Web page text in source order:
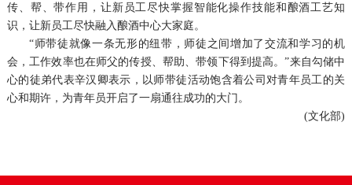
传、帮、带作用，让新员工尽快掌握智能化操作技能和酿酒工艺知
识，让新员工尽快融入酿酒中心大家庭。
“师带徒就像一条无形的纽带，师徒之间增加了交流和学习的机
会，工作效率也在师父的传授、帮助、带领下得到提高。”来自勾储中
心的徒弟代表辛汉卿表示，以师带徒活动饱含着公司对青年员工的关
心和期许，为青年员开启了一扇通往成功的大门。
(文化部)